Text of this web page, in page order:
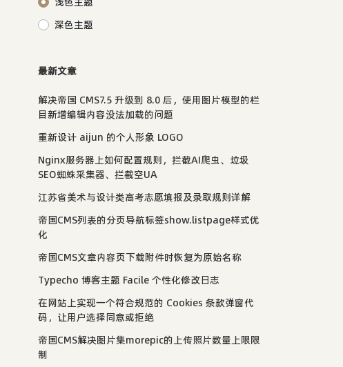
深色主题
最新文章
解决帝国 CMS7.5 升级到 8.0 后，使用图片模型的栏
目新增编辑内容没法加载的问题
重新设计 aijun 的个人形象 LOGO
Nginx服务器上如何配置规则，拦截AI爬虫、垃圾
SEO蜘蛛采集器、拦截空UA
江苏省美术与设计类高考志愿填报及录取规则详解
帝国CMS列表的分页导航标签show.listpage样式优
化
帝国CMS文章内容页下载附件时恢复为原始名称
Typecho 博客主题 Facile 个性化修改日志
在网站上实现一个符合规范的 Cookies 条款弹窗代
码，让用户选择同意或拒绝
帝国CMS解决图片集morepic的上传照片数量上限限
制